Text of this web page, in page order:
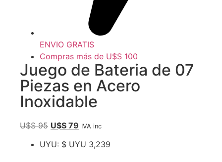
ENVIO GRATIS
Compras más de U$S 100
Juego de Bateria de 07
Piezas en Acero
Inoxidable
U$S95 U$S 79 IVA inc
UYU: $ UYU 3,239